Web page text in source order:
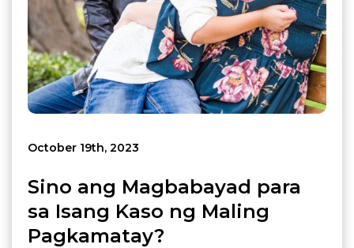
October 19th, 2023
Sino ang Magbabayad para
sa Isang Kaso ng Maling
Pagkamatay?